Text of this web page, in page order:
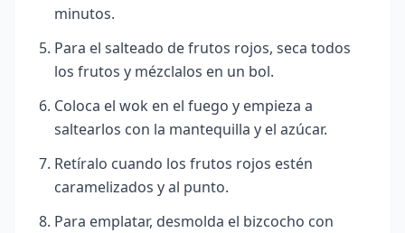
minutos.
Para el salteado de frutos rojos, seca todos
los frutos y mézclalos en un bol.
Coloca el wok en el fuego y empieza a
saltearlos con la mantequilla y el azúcar.
Retíralo cuando los frutos rojos estén
caramelizados y al punto.
Para emplatar, desmolda el bizcocho con